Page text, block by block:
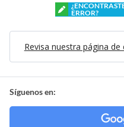
ERROR?
Revisa nuestra página de
Síguenos en: